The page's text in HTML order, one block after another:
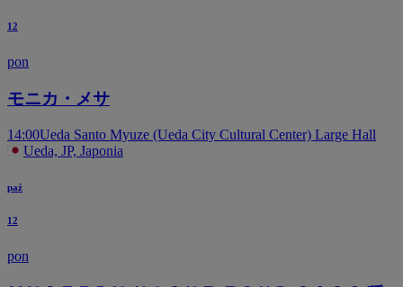
12
pon
モニカ・メサ
14:00Ueda Santo Myuze (Ueda City Cultural Center) Large Hall
Ueda, JP, Japonia
paź
12
pon